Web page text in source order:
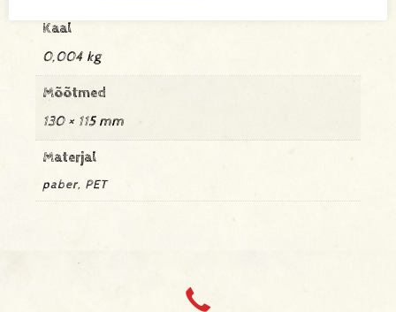
Kaal
0,004 kg
Mõõtmed
130 × 115 mm
Materjal
paber, PET